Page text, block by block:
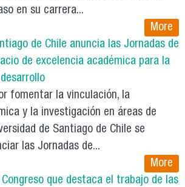
en su carrera...
More
de Chile anuncia las Jornadas de
de excelencia académica para la
fomentar la vinculación, la
y la investigación en áreas de
de Santiago de Chile se
las Jornadas de...
More
Congreso que destaca el trabajo de las